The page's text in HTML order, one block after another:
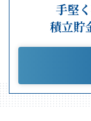
手堅
積立貯